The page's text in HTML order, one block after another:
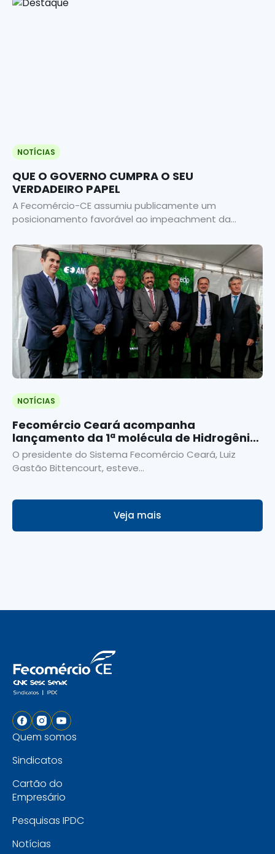
NOTÍCIAS
QUE O GOVERNO CUMPRA O SEU
VERDADEIRO PAPEL
A Fecomércio-CE assumiu publicamente um
posicionamento favorável ao impeachment da...
NOTÍCIAS
Fecomércio Ceará acompanha
lançamento da 1ª molécula de Hidrogênio
Verde da América Latina
O presidente do Sistema Fecomércio Ceará, Luiz
Gastão Bittencourt, esteve...
Veja mais
Quem somos
Sindicatos
Cartão do
Empresário
Pesquisas IPDC
Notícias